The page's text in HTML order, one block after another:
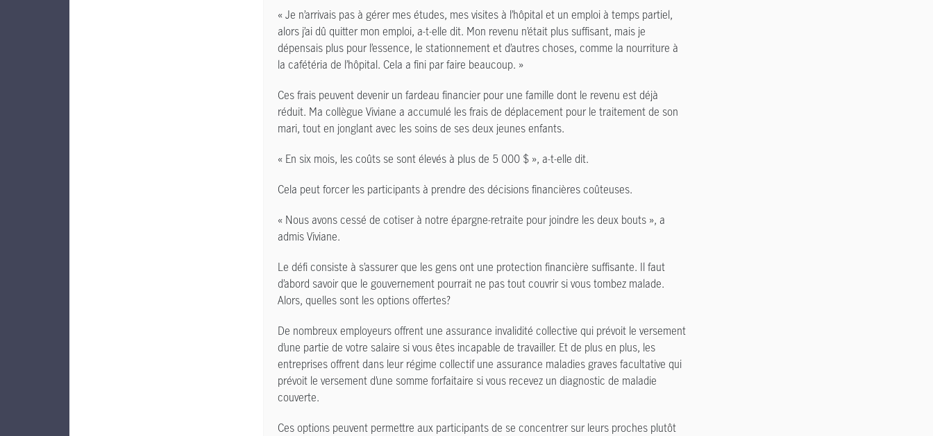
« Je n’arrivais pas à gérer mes études, mes visites à l’hôpital et un emploi à temps partiel,
alors j’ai dû quitter mon emploi, a-t-elle dit. Mon revenu n’était plus suffisant, mais je
dépensais plus pour l’essence, le stationnement et d’autres choses, comme la nourriture à
la cafétéria de l’hôpital. Cela a fini par faire beaucoup. »
Ces frais peuvent devenir un fardeau financier pour une famille dont le revenu est déjà
réduit. Ma collègue Viviane a accumulé les frais de déplacement pour le traitement de son
mari, tout en jonglant avec les soins de ses deux jeunes enfants.
« En six mois, les coûts se sont élevés à plus de 5 000 $ », a-t-elle dit.
Cela peut forcer les participants à prendre des décisions financières coûteuses.
« Nous avons cessé de cotiser à notre épargne-retraite pour joindre les deux bouts », a
admis Viviane.
Le défi consiste à s’assurer que les gens ont une protection financière suffisante. Il faut
d’abord savoir que le gouvernement pourrait ne pas tout couvrir si vous tombez malade.
Alors, quelles sont les options offertes?
De nombreux employeurs offrent une assurance invalidité collective qui prévoit le versement
d’une partie de votre salaire si vous êtes incapable de travailler. Et de plus en plus, les
entreprises offrent dans leur régime collectif une assurance maladies graves facultative qui
prévoit le versement d’une somme forfaitaire si vous recevez un diagnostic de maladie
couverte.
Ces options peuvent permettre aux participants de se concentrer sur leurs proches plutôt